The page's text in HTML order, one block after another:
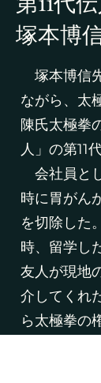
塚本博
塚本博信
ながら、太
陳氏太極拳
人」の第11
会社員と
時に胃がん
を切除した
時、留学し
友人が現地
介してくれ
ら太極拳の